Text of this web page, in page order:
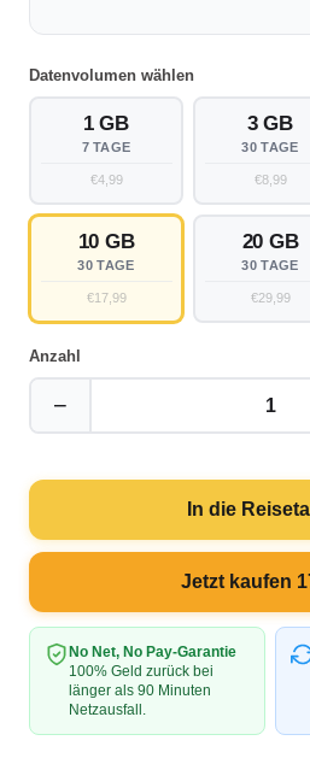
Datenvolumen wählen
1 GB
7 TAGE
€4,99
3 GB
30 TAGE
€8,99
10 GB
30 TAGE
€17,99
20 GB
30 TAGE
€29,99
Anzahl
− 1
In die
Jetzt kaufen
No Net, No Pay-Garantie
100% Geld zurück bei
länger als 90 Minuten
Netzausfall.